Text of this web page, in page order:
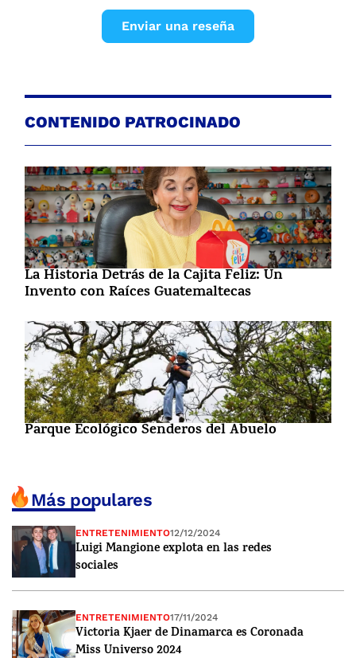
Enviar una reseña
CONTENIDO PATROCINADO
La Historia Detrás de la Cajita Feliz: Un
Invento con Raíces Guatemaltecas
Parque Ecológico Senderos del Abuelo
Más populares
ENTRETENIMIENTO12/12/2024
Luigi Mangione explota en las redes
sociales
ENTRETENIMIENTO17/11/2024
Victoria Kjaer de Dinamarca es Coronada
Miss Universo 2024